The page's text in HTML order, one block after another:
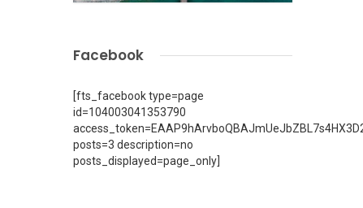
Facebook
[fts_facebook type=page
id=104003041353790
posts=3 description=no
posts_displayed=page_only]